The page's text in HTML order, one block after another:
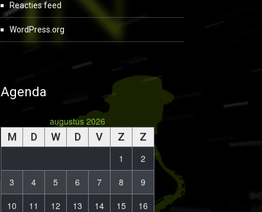
Reacties feed
WordPress.org
Agenda
augustus 2026
M D W D V Z Z
1
2
3
4 5 6 7 8
9
10
11 12 13 14 15
16